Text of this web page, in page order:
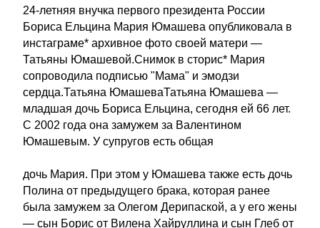
24-летняя внучка первого президента России
Бориса Ельцина Мария Юмашева опубликовала в
инстаграме* архивное фото своей матери —
Татьяны Юмашевой.Снимок в сторис* Мария
сопроводила подписью "Мама" и эмодзи
сердца.Татьяна ЮмашеваТатьяна Юмашева —
младшая дочь Бориса Ельцина, сегодня ей 66 лет.
С 2002 года она замужем за Валентином
Юмашевым. У супругов есть общая
дочь Мария. При этом у Юмашева также есть дочь
Полина от предыдущего брака, которая ранее
была замужем за Олегом Дерипаской, а у его жены
— сын Борис от Вилена Хайруллина и сын Глеб от